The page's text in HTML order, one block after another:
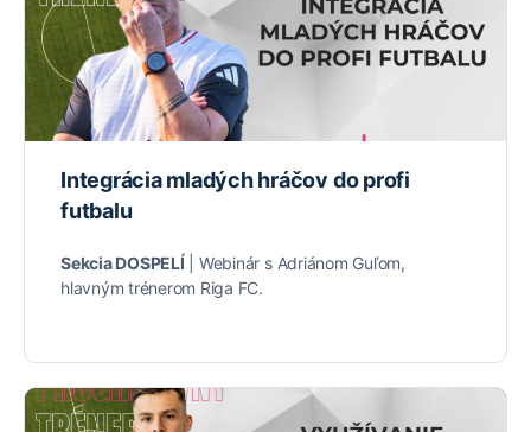
Integrácia mladých hráčov do profi
futbalu
Sekcia DOSPELÍ | Webinár s Adriánom Guľom,
hlavným trénerom Riga FC.